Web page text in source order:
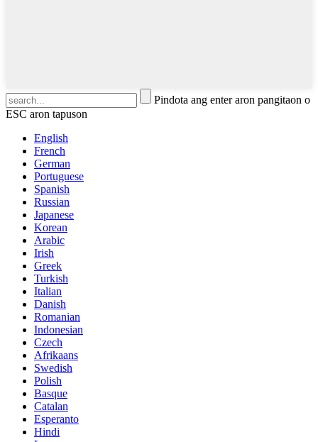
Pindota ang enter aron pangitaon o
ESC aron tapuson
English
French
German
Portuguese
Spanish
Russian
Japanese
Korean
Arabic
Irish
Greek
Turkish
Italian
Danish
Romanian
Indonesian
Czech
Afrikaans
Swedish
Polish
Basque
Catalan
Esperanto
Hindi